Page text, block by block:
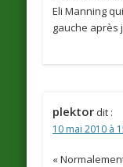
Eli Manning
gauche après
plektor dit :
10 mai 2010 à
«